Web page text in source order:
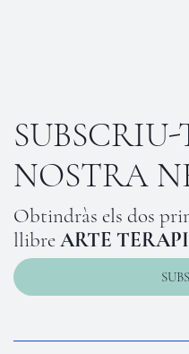
NOSTRA
Obtindràs els dos
llibreARTE